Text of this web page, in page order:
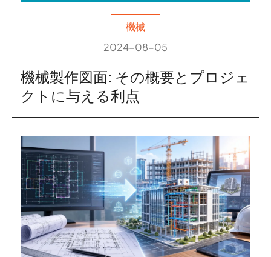
機械
2024-08-05
機械製作図面: その概要とプロジェ
クトに与える利点